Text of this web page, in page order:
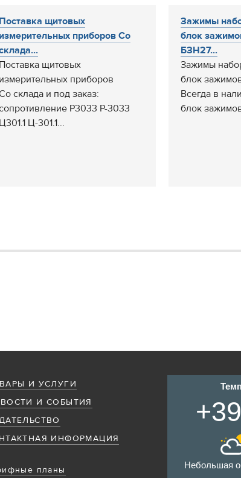
Поставка щитовых
измерительных приборов Со
Поставка щитовых
измерительных приборов
склада и под заказ:
Р3033 Р-3033
Ц301.1 Ц-301.1...
Зажимы
блок
БЗН27...
Зажимы
блок
Всегда в
блок
И УСЛУГИ
И СОБЫТИЯ
ИНФОРМАЦИЯ
планы Небольшая